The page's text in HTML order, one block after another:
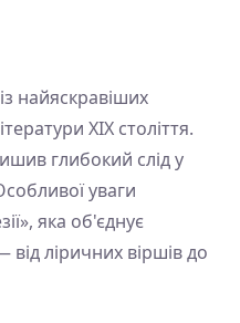
найяскравіших
XIX століття.
глибокий слід у
уваги
яка об'єднує
від ліричних віршів до